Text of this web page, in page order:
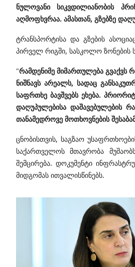
ნულოვანი სიკვდილიანობის
აღმოფხვრაა. ამასთან, გზებზე
ტრანსპორტისა და გზების
პირველ რიგში, სასკოლო ზონების
"რამდენიმე მიმართულება გვაქვს
ნიშნავს არეალს, სადაც
საფრთხე ბავშვებს ეხება.
დაღუპულებისა დაშავებულების
თანამედროვე მოთხოვნების
ცნობისთვის,საგზაო
საქართველოს მთავრობა
შემცირება. დოკუმენტი
მიდგომას ითვალისწინებს.